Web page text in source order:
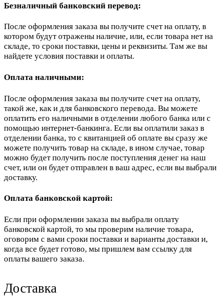
Безналичный банковский перевод:
После оформления заказа вы получите счет на оплату, в
котором будут отражены наличие, или, если товара нет на
складе, то сроки поставки, цены и реквизиты. Там же вы
найдете условия поставки и оплаты.
Оплата наличными:
После оформления заказа вы получите счет на оплату,
такой же, как и для банковского перевода. Вы можете
оплатить его наличными в отделении любого банка или с
помощью интернет-банкинга. Если вы оплатили заказ в
отделении банка, то с квитанцией об оплате вы сразу же
можете получить товар на складе, в ином случае, товар
можно будет получить после поступления денег на наш
счет, или он будет отправлен в ваш адрес, если вы выбрали
доставку.
Оплата банковской картой:
Если при оформлении заказа вы выбрали оплату
банковской картой, то мы проверим наличие товара,
оговорим с вами сроки поставки и варианты доставки и,
когда все будет готово, мы пришлем вам ссылку для
оплаты вашего заказа.
Доставка